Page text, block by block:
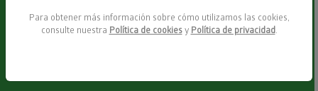
Para obtener más información sobre cómo utilizamos las cookies,
consulte nuestra Política de cookiesy Política de privacidad.